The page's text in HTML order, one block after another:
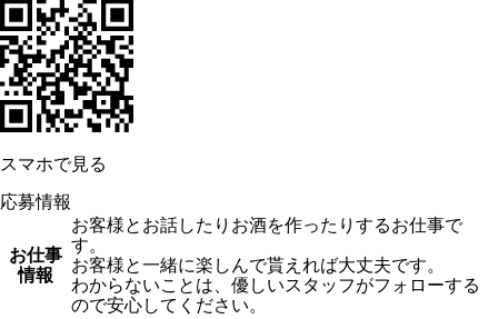
スマホで見る
応募情報
お仕事
情報
お客様とお話したりお酒を作ったりするお仕事で
す。
お客様と一緒に楽しんで貰えれば大丈夫です。
わからないことは、優しいスタッフがフォローする
ので安心してください。